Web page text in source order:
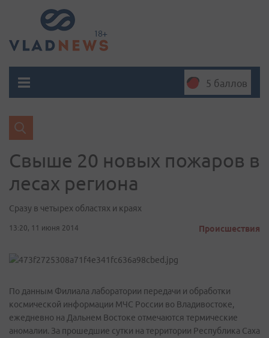
5 баллов
Свыше 20 новых пожаров в
лесах региона
Сразу в четырех областях и краях
13:20, 11 июня 2014 Происшествия
По данным Филиала лаборатории передачи и обработки
космической информации МЧС России во Владивостоке,
ежедневно на Дальнем Востоке отмечаются термические
аномалии. За прошедшие сутки на территории Республика Саха